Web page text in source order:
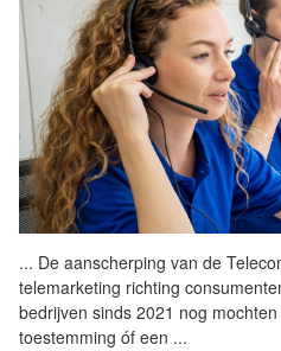
... De aanscherping van de
telemarketing richting
bedrijven sinds 2021 nog
toestemming óf een ...